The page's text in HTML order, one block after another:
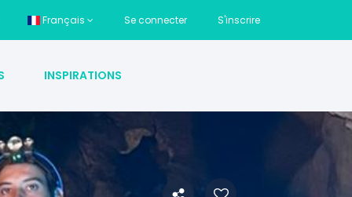
Français Se connecter S'inscrire
INSPIRATIONS